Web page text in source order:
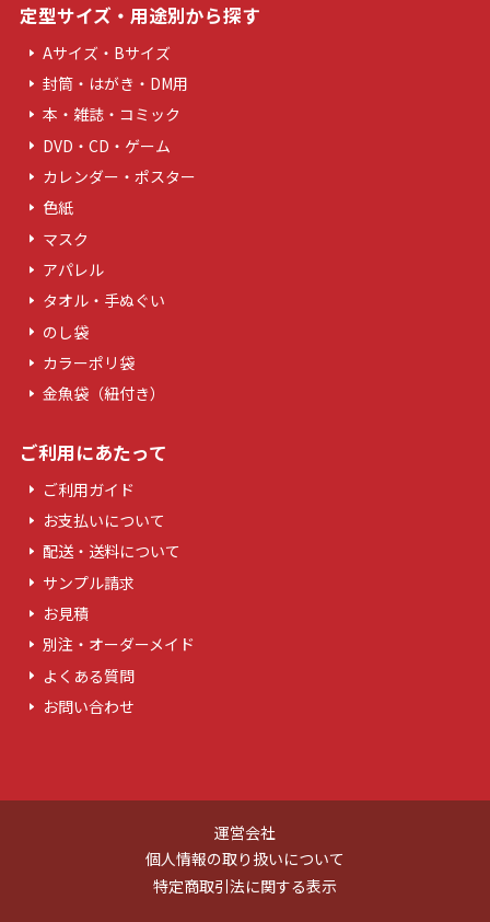
定型サイズ・用途別から探す
Aサイズ・Bサイズ
封筒・はがき・DM用
本・雑誌・コミック
DVD・CD・ゲーム
カレンダー・ポスター
色紙
マスク
アパレル
タオル・手ぬぐい
のし袋
カラーポリ袋
金魚袋（紐付き）
ご利用にあたって
ご利用ガイド
お支払いについて
配送・送料について
サンプル請求
お見積
別注・オーダーメイド
よくある質問
お問い合わせ
運営会社
個人情報の取り扱いについて
特定商取引法に関する表示